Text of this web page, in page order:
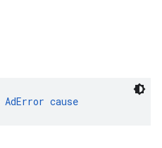
AdError cause